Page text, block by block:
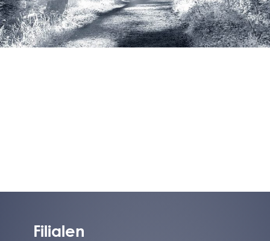
Filialen